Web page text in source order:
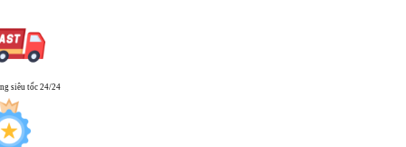
siêu tốc 24/24